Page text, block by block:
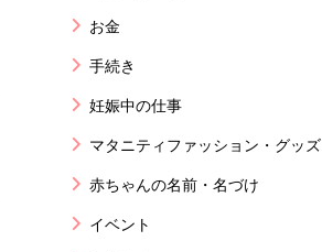
お金
手続き
妊娠中の仕事
マタニティファッション・グッズ
赤ちゃんの名前・名づけ
イベント